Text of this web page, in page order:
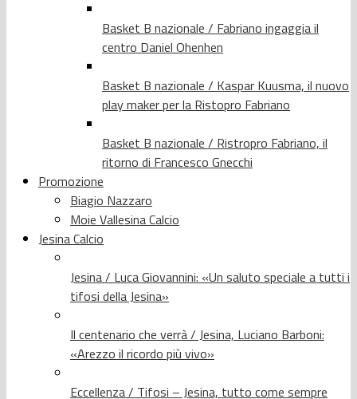
Basket B nazionale / Fabriano ingaggia il
centro Daniel Ohenhen
Basket B nazionale / Kaspar Kuusma, il nuovo
play maker per la Ristopro Fabriano
Basket B nazionale / Ristropro Fabriano, il
ritorno di Francesco Gnecchi
Promozione
Biagio Nazzaro
Moie Vallesina Calcio
Jesina Calcio
Jesina / Luca Giovannini: «Un saluto speciale a tutti i
tifosi della Jesina»
Il centenario che verrà / Jesina, Luciano Barboni:
«Arezzo il ricordo più vivo»
Eccellenza / Tifosi – Jesina, tutto come sempre